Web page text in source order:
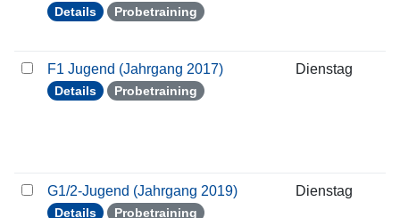
Details Probetraining
F1 Jugend (Jahrgang 2017)
Details Probetraining
Dienstag
G1/2-Jugend (Jahrgang 2019)
Details Probetraining
Dienstag